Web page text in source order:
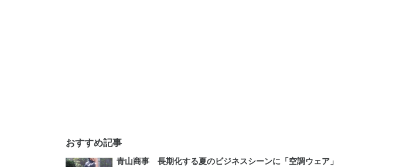
おすすめ記事
青山商事 長期化する夏のビジネスシーンに「空調ウェア」